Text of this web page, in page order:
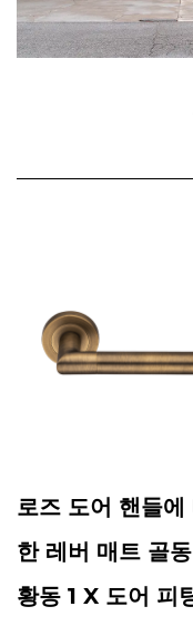
로즈 도어 핸들에
한 레버 매트 골
황동 1 X 도어 피